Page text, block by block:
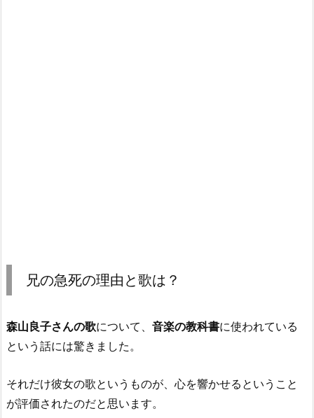
兄の急死の理由と歌は？
森山良子さんの歌について、 音楽の教科書に使われている
という話には驚きました。
それだけ彼女の歌というものが、心を響かせるということ
が評価されたのだと思います。